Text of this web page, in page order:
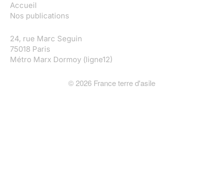
Accueil
Nos publications
24, rue Marc Seguin
75018 Paris
Métro Marx Dormoy (ligne12)
©2026France terre d'asile